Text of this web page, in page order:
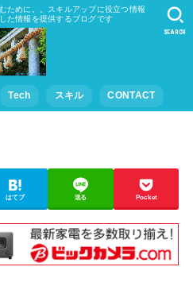
ために。。スキルアップに役立つ情報
た情報を提供するブログです
Tech スキル CONTACT
SEARCH
はてブ 送る Pocket